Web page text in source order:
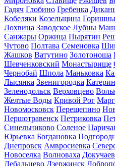
Гадяч Глобино Гребенка
Кобеляки Козельщина
Лохвица Заводское Лубны
Санжары Оржица Пырятин
Чутово Полтава Семеновка
Жашков Ватутино Золотоноша
Шевченковский Монастырище
Чернобай Шпола Маньковка
Лысянка Звенигородка
Зеленодольск Верховцево
Желтые Воды Кривой Рог
Новомосковск Перещепино
Першотравенск Петриковка
Синельниково Соленое
Юрьевка Богдановка
Днепровск Амвросиевка
Новоселка Волноваха
Дебальцево Дзержинск